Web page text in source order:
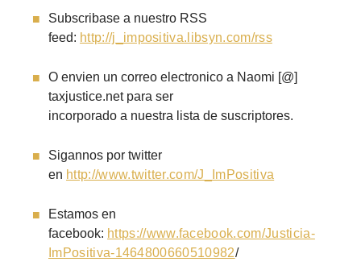
Subscribase a nuestro RSS
feed: http://j_impositiva.libsyn.com/rss
O envien un correo electronico a Naomi [@]
taxjustice.net para ser
incorporado a nuestra lista de suscriptores.
Sigannos por twitter
en http://www.twitter.com/J_ImPositiva
Estamos en
facebook: https://www.facebook.com/Justicia-
ImPositiva-1464800660510982/